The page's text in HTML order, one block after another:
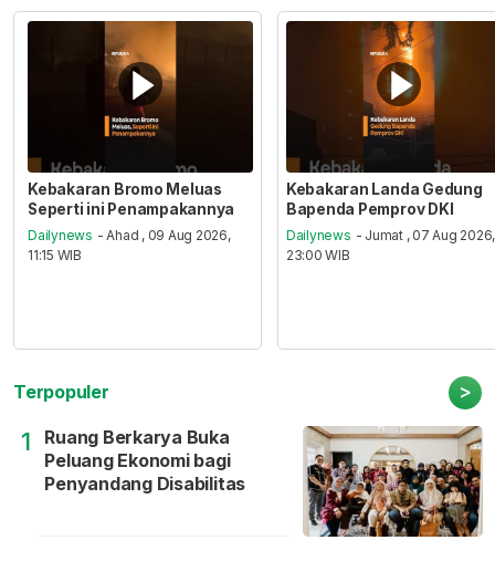
Kebakaran Bromo Meluas
Seperti ini Penampakannya
Dailynews - Ahad , 09 Aug 2026,
11:15 WIB
Kebakaran Landa Gedung
Bapenda Pemprov DKI
Dailynews - Jumat , 07 Aug 2026,
23:00 WIB
Terpopuler >
1
Ruang Berkarya Buka
Peluang Ekonomi bagi
Penyandang Disabilitas